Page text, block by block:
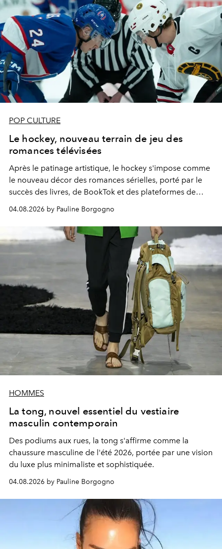
POP CULTURE
Le hockey, nouveau terrain de jeu des
romances télévisées
Après le patinage artistique, le hockey s'impose comme
le nouveau décor des romances sérielles, porté par le
succès des livres, de BookTok et des plateformes de
04.08.2026 by Pauline Borgogno
HOMMES
La tong, nouvel essentiel du vestiaire
masculin contemporain
Des podiums aux rues, la tong s'affirme comme la
chaussure masculine de l'été 2026, portée par une vision
du luxe plus minimaliste et sophistiquée.
04.08.2026 by Pauline Borgogno